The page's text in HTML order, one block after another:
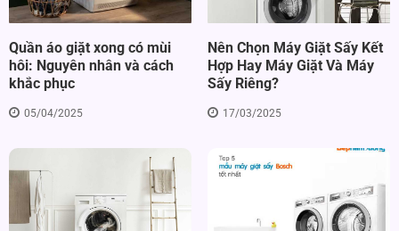
Quần áo giặt xong có mùi
hôi: Nguyên nhân và cách
khắc phục
05/04/2025
Nên Chọn Máy Giặt Sấy Kết
Hợp Hay Máy Giặt Và Máy
Sấy Riêng?
17/03/2025